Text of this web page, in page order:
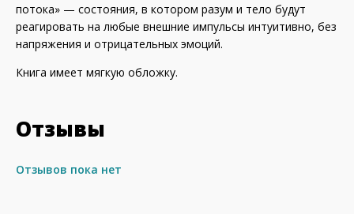
потока» — состояния, в котором разум и тело будут
реагировать на любые внешние импульсы интуитивно, без
напряжения и отрицательных эмоций.
Книга имеет мягкую обложку.
Отзывы
Отзывов пока нет